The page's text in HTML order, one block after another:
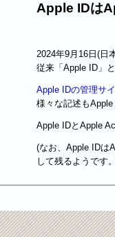
Apple IDは
2024年9月16日(日
従来「Apple ID」
Apple IDの管理サ
様々な記述もApple
Apple IDとApple
(なお、Apple IDは
して残るようです